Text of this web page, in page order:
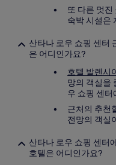
또 다른 멋진
숙박 시설은
산타나 로우 쇼핑 센터
은 어디인가요?
호텔 발렌시
망의 객실을
우 쇼핑 센
근처의 추천
전망의 객실
산타나 로우 쇼핑 센터
호텔은 어디인가요?